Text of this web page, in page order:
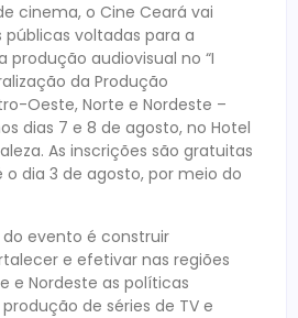
cinema, o Cine Ceará vai
voltadas para a
produção audiovisual no “I
da Produção
Oeste, Norte e Nordeste –
dias 7 e 8 de agosto, no Hotel
As inscrições são gratuitas
dia 3 de agosto, por meio do
evento é construir
e efetivar nas regiões
e Nordeste as políticas
de séries de TV e